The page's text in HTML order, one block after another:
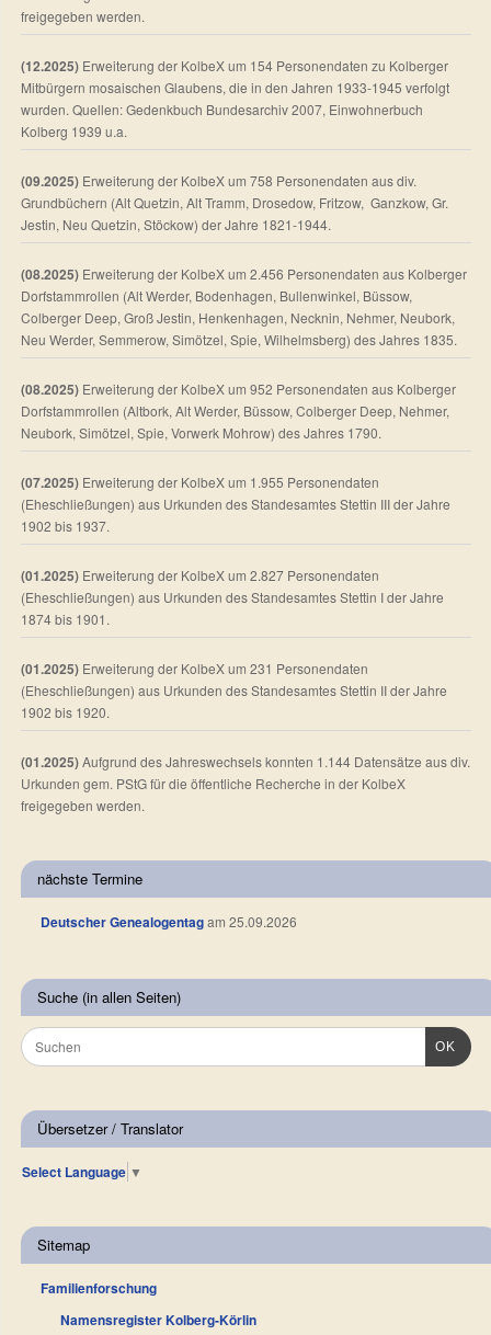
freigegeben werden.
(12.2025) Erweiterung der KolbeX um 154 Personendaten zu Kolberger
Mitbürgern mosaischen Glaubens, die in den Jahren 1933-1945 verfolgt
wurden. Quellen: Gedenkbuch Bundesarchiv 2007, Einwohnerbuch
Kolberg 1939 u.a.
(09.2025) Erweiterung der KolbeX um 758 Personendaten aus div.
Grundbüchern (Alt Quetzin, Alt Tramm, Drosedow, Fritzow, Ganzkow, Gr.
Jestin, Neu Quetzin, Stöckow) der Jahre 1821-1944.
(08.2025) Erweiterung der KolbeX um 2.456 Personendaten aus Kolberger
Dorfstammrollen (Alt Werder, Bodenhagen, Bullenwinkel, Büssow,
Colberger Deep, Groß Jestin, Henkenhagen, Necknin, Nehmer, Neubork,
Neu Werder, Semmerow, Simötzel, Spie, Wilhelmsberg) des Jahres 1835.
(08.2025) Erweiterung der KolbeX um 952 Personendaten aus Kolberger
Dorfstammrollen (Altbork, Alt Werder, Büssow, Colberger Deep, Nehmer,
Neubork, Simötzel, Spie, Vorwerk Mohrow) des Jahres 1790.
(07.2025) Erweiterung der KolbeX um 1.955 Personendaten
(Eheschließungen) aus Urkunden des Standesamtes Stettin III der Jahre
1902 bis 1937.
(01.2025) Erweiterung der KolbeX um 2.827 Personendaten
(Eheschließungen) aus Urkunden des Standesamtes Stettin I der Jahre
1874 bis 1901.
(01.2025) Erweiterung der KolbeX um 231 Personendaten
(Eheschließungen) aus Urkunden des Standesamtes Stettin II der Jahre
1902 bis 1920.
(01.2025)Aufgrund des Jahreswechsels konnten 1.144 Datensätze aus div.
Urkunden gem. PStG für die öffentliche Recherche in der KolbeX
freigegeben werden.
nächste Termine
Deutscher Genealogentagam 25.09.2026
Suche (in allen Seiten)
OK
Übersetzer / Translator
Select Language ▼
Sitemap
Familienforschung
Namensregister Kolberg-Körlin